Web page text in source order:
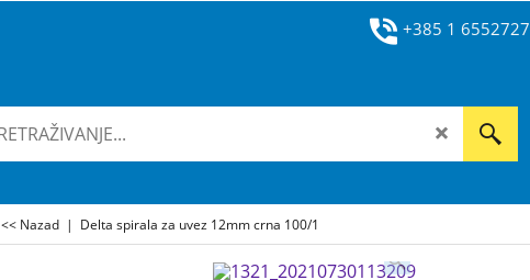
+385 1 6552727
<< Nazad | Delta spirala za uvez 12mm crna 100/1